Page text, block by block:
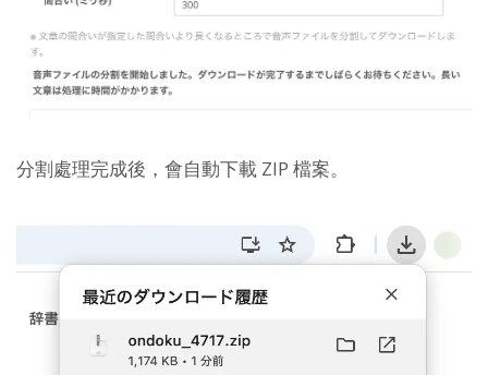
分割處理完成後，會自動下載 ZIP 檔案。